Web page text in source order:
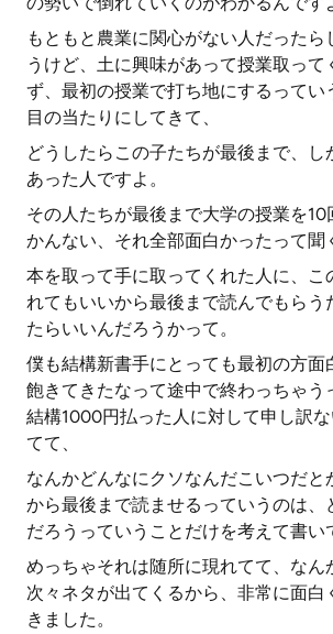
もともと農業に関心がない人だったら
うけど、土に興味があって授業取って
ず、最初の授業で打ち地にするってい
目の当たりにしてきて、
どうしたらこの子たちが最後まで、し
あった人ですよ。
その人たちが最後まで大学の授業を10
かんない、それ全部面白かったって聞
本を取って手に取ってくれた人に、こ
れてもいいから最後まで読んでもらう
たらいいんだろうかって。
僕も結構新書手にとっても最初の方面
飽きてきたなって途中で終わっちゃう
結構1000円払った人に対して申し訳
てて、
なんかどんなにクソなんだこいつだと
から最後まで読ませるっていうのは、
だろうっていうことだけを考えて書い
めっちゃそれは随所に現れてて、なん
次々ネタが出てくるから、非常に面白
きました。